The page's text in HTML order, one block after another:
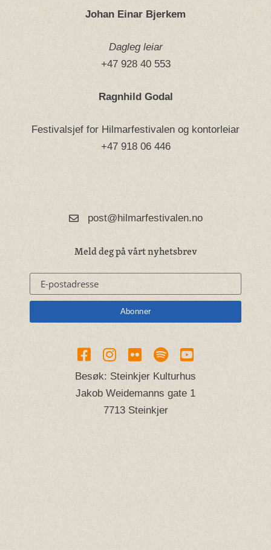
Johan Einar Bjerkem
Dagleg leiar
+47 928 40 553
Ragnhild Godal
Festivalsjef for Hilmarfestivalen og kontorleiar
+47 918 06 446
post@hilmarfestivalen.no
Meld deg på vårt nyhetsbrev
Besøk: Steinkjer Kulturhus
Jakob Weidemanns gate 1
7713 Steinkjer